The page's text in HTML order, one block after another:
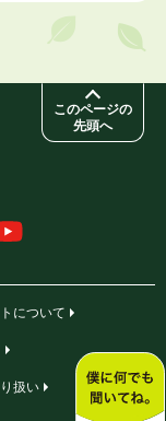
このページの
先頭へ
について
扱い